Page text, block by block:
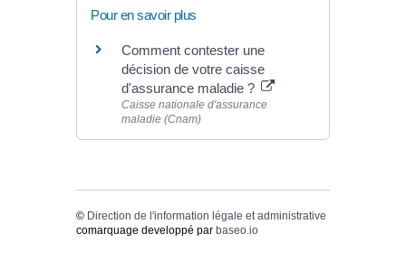
Pour en savoir plus
Comment contester une
décision de votre caisse
d'assurance maladie ?
Caisse nationale d'assurance
maladie (Cnam)
© Direction de l'information légale et administrative
comarquage developpé par baseo.io